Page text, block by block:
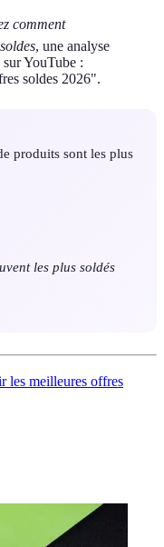
comment
, une analyse
YouTube :
soldes 2026".
produits sont les plus
les plus soldés
les meilleures offres